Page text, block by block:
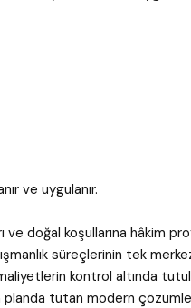
ve uygulanır.
doğal koşullarına hâkim
süreçlerinin tek
kontrol altında
planda tutan modern